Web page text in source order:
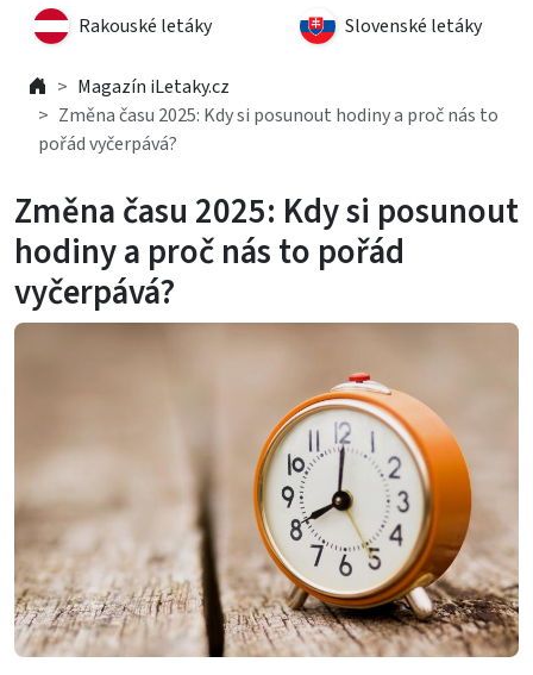
Rakouské letáky Slovenské letáky
Magazín iLetaky.cz
Změna času 2025: Kdy si posunout hodiny a proč nás to
pořád vyčerpává?
Změna času 2025: Kdy si posunout
hodiny a proč nás to pořád
vyčerpává?